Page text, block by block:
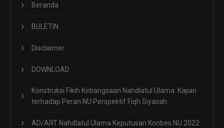
Beranda
BULETIN
Disclaimer
DOWNLOAD
Konstruksi Fikih Kebangsaan Nahdlatul Ulama: Kajian
terhadap Peran NU Perspektif Fiqh Siyasah
AD/ART Nahdlatul Ulama Keputusan Konbes NU 2022